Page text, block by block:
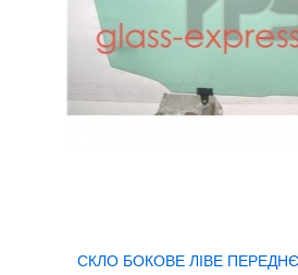
СКЛО БОКОВЕ ЛІВЕ